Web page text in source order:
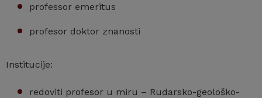
professor emeritus
profesor doktor znanosti
Institucije:
redoviti profesor u miru – Rudarsko-geološko-